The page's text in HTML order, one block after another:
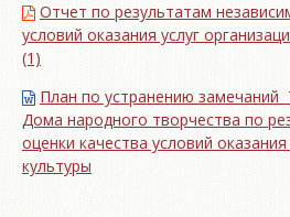
Отчет по результатам
условий оказания услуг
(1)
План по устранению замечаний
Дома народного творчества по
оценки качества условий
культуры